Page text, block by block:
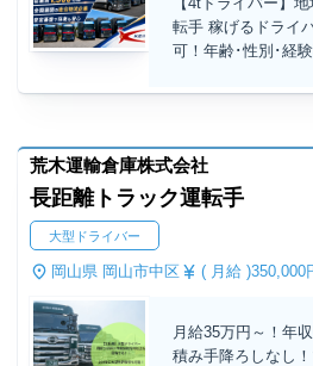
転手 稼げるドライ
可！年齢･性別･経験
荒木運輸倉庫株式会社
長距離トラック運転手
大型ドライバー
岡山県 岡山市中区 ( 月給 )350,000
月給35万円～！年
積み手降ろしなし